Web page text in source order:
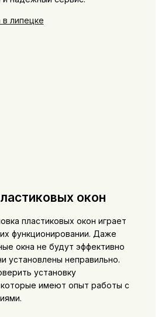
в липецке
окон
пластиковых окон играет
функционировании. Даже
окна не будут эффективно
установлены неправильно.
установку
имеют опыт работы с